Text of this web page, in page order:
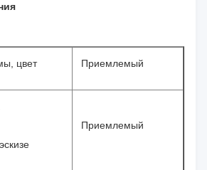
цвет Приемлемый
Приемлемый